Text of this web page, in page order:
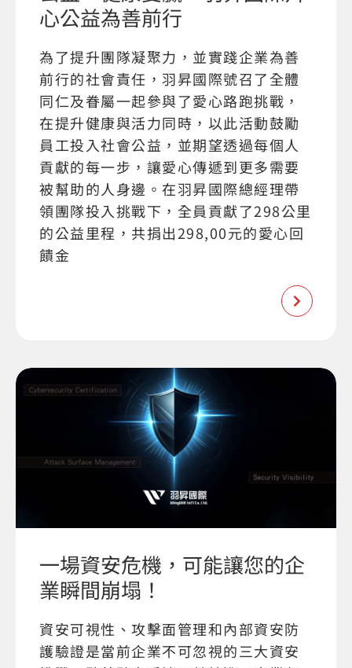
心公益為善前行
為了提升團隊凝聚力，並實踐企業為善
前行的社會責任，羽昇國際號召了全體
同仁及眷屬一起參與了愛心路跑挑戰，
在提升健康與活力同時，以此活動鼓勵
員工投入社會公益，並期望透過每個人
貢獻的每一步，讓愛心傳遞到更多需要
被幫助的人身邊。在羽昇國際總經理帶
領團隊投入挑戰下，全員貢獻了298公里
的公益里程，共捐出298,00元的愛心回
饋金
一場資安危機，可能讓您的企
業瞬間崩塌！
資安可視性、攻擊面管理和內部資安防
護驗證是當前企業不可忽視的三大資安